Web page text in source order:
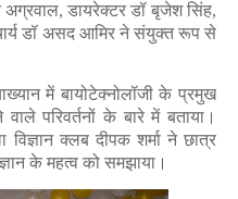
अग्रवाल, डायरेक्टर डॉ बृजेश सिंह,
डॉ असद आमिर ने संयुक्त रूप से
में बायोटेक्नोलॉजी के प्रमुख
परिवर्तनों के बारे में बताया।
क्लब दीपक शर्मा ने छात्र
के महत्व को समझाया।